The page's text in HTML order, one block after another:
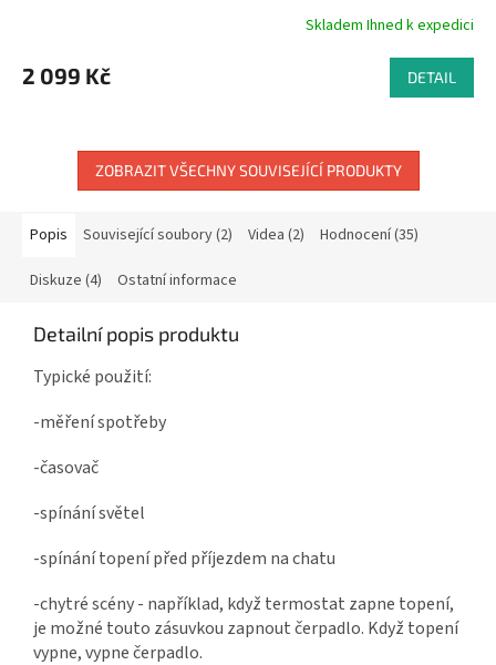
produktu
je
Skladem Ihned k expedici
2 099 Kč DETAIL
ZOBRAZIT VŠECHNY SOUVISEJÍCÍ PRODUKTY
Popis Související soubory (2) Videa (2) Hodnocení (35)
Diskuze (4) Ostatní informace
Detailní popis produktu
Typické použití:
-měření spotřeby
-časovač
-spínání světel
-spínání topení před příjezdem na chatu
-chytré scény - například, když termostat zapne topení,
je možné touto zásuvkou zapnout čerpadlo. Když topení
vypne, vypne čerpadlo.